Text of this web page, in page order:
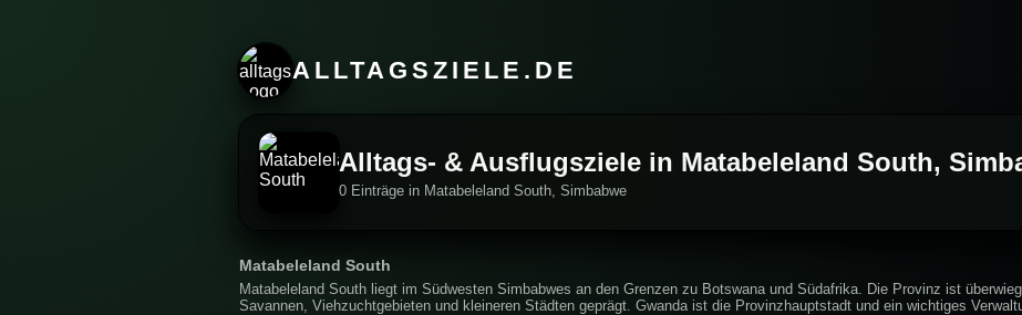
ALLTAGSZIELE.DE
Alltags- & Ausflugsziele in Matabeleland South,
0 Einträge in Matabeleland South, Simbabwe
Matabeleland South
Matabeleland South liegt im Südwesten Simbabwes an den Grenzen zu Botswana und Südafrika. Die Provinz ist
Savannen, Viehzuchtgebieten und kleineren Städten geprägt. Gwanda ist die Provinzhauptstadt und ein wichtiges